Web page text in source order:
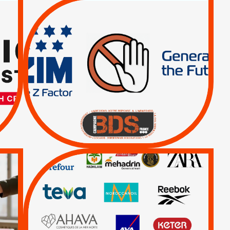
INTERNATIONAL ?
TRUMP, MACRON :
MÊME COMBAT
| Actus |
| Boycott militaire |
Lettres d'interpellation
QUE BOYCOTTER ?
BOYCOTT DÉSINVESTISSEMENT
Actus | Ahava
Carrefour HP